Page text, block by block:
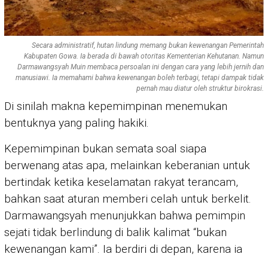
Secara administratif, hutan lindung memang bukan kewenangan Pemerintah
Kabupaten Gowa. Ia berada di bawah otoritas Kementerian Kehutanan. Namun
Darmawangsyah Muin membaca persoalan ini dengan cara yang lebih jernih dan
manusiawi. Ia memahami bahwa kewenangan boleh terbagi, tetapi dampak tidak
pernah mau diatur oleh struktur birokrasi.
Di sinilah makna kepemimpinan menemukan
bentuknya yang paling hakiki.
Kepemimpinan bukan semata soal siapa
berwenang atas apa, melainkan keberanian untuk
bertindak ketika keselamatan rakyat terancam,
bahkan saat aturan memberi celah untuk berkelit.
Darmawangsyah menunjukkan bahwa pemimpin
sejati tidak berlindung di balik kalimat “bukan
kewenangan kami”. Ia berdiri di depan, karena ia